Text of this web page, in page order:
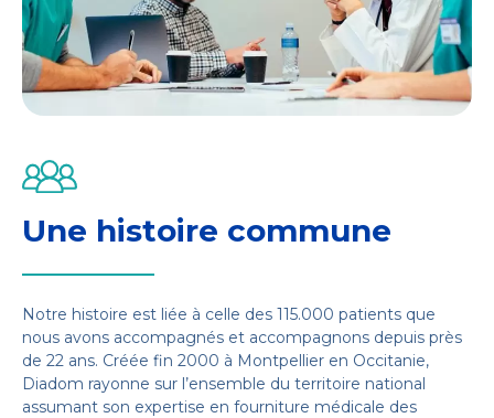
Une histoire commune
Notre histoire est liée à celle des 115.000 patients que
nous avons accompagnés et accompagnons depuis près
de 22 ans. Créée fin 2000 à Montpellier en Occitanie,
Diadom rayonne sur l’ensemble du territoire national
assumant son expertise en fourniture médicale des